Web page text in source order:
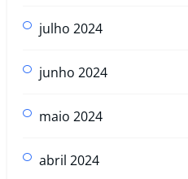
julho 2024
junho 2024
maio 2024
abril 2024